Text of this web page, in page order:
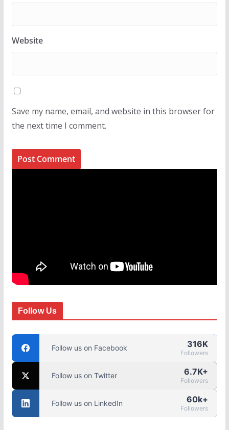
Website
Save my name, email, and website in this browser for
the next time I comment.
Follow Us
Follow us on Facebook 316K
Followers
Follow us on Twitter 6.7K+
Followers
Follow us on LinkedIn 60k+
Followers